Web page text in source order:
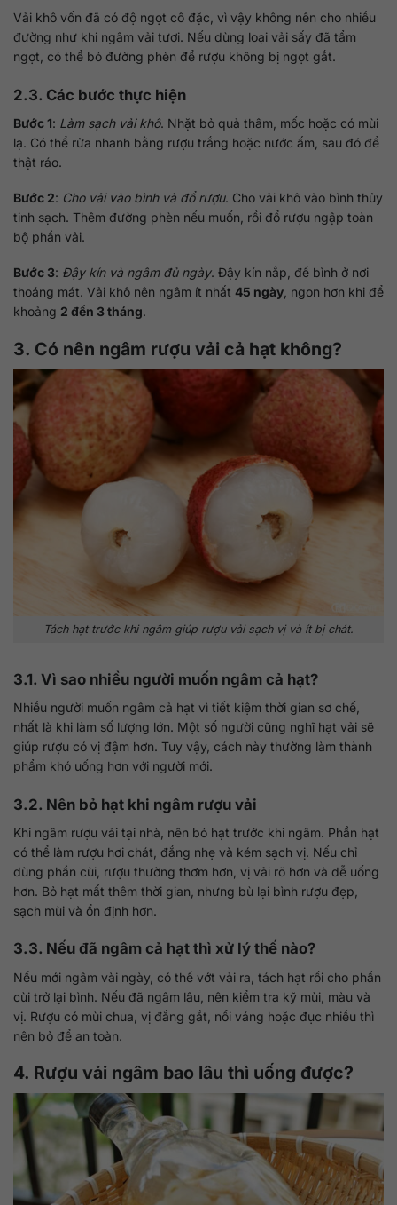
Vải khô vốn đã có độ ngọt cô đặc, vì vậy không nên cho nhiều
đường như khi ngâm vải tươi. Nếu dùng loại vải sấy đã tẩm
ngọt, có thể bỏ đường phèn để rượu không bị ngọt gắt.
2.3. Các bước thực hiện
Bước 1: Làm sạch vải khô. Nhặt bỏ quả thâm, mốc hoặc có mùi
lạ. Có thể rửa nhanh bằng rượu trắng hoặc nước ấm, sau đó để
thật ráo.
Bước 2: Cho vải vào bình và đổ rượu. Cho vải khô vào bình thủy
tinh sạch. Thêm đường phèn nếu muốn, rồi đổ rượu ngập toàn
bộ phần vải.
Bước 3: Đậy kín và ngâm đủ ngày. Đậy kín nắp, để bình ở nơi
thoáng mát. Vải khô nên ngâm ít nhất 45 ngày , ngon hơn khi để
khoảng 2 đến 3 tháng.
3. Có nên ngâm rượu vải cả hạt không?
Tách hạt trước khi ngâm giúp rượu vải sạch vị và ít bị chát.
3.1. Vì sao nhiều người muốn ngâm cả hạt?
Nhiều người muốn ngâm cả hạt vì tiết kiệm thời gian sơ chế,
nhất là khi làm số lượng lớn. Một số người cũng nghĩ hạt vải sẽ
giúp rượu có vị đậm hơn. Tuy vậy, cách này thường làm thành
phẩm khó uống hơn với người mới.
3.2. Nên bỏ hạt khi ngâm rượu vải
Khi ngâm rượu vải tại nhà, nên bỏ hạt trước khi ngâm. Phần hạt
có thể làm rượu hơi chát, đắng nhẹ và kém sạch vị. Nếu chỉ
dùng phần cùi, rượu thường thơm hơn, vị vải rõ hơn và dễ uống
hơn. Bỏ hạt mất thêm thời gian, nhưng bù lại bình rượu đẹp,
sạch mùi và ổn định hơn.
3.3. Nếu đã ngâm cả hạt thì xử lý thế nào?
Nếu mới ngâm vài ngày, có thể vớt vải ra, tách hạt rồi cho phần
cùi trở lại bình. Nếu đã ngâm lâu, nên kiểm tra kỹ mùi, màu và
vị. Rượu có mùi chua, vị đắng gắt, nổi váng hoặc đục nhiều thì
nên bỏ để an toàn.
4. Rượu vải ngâm bao lâu thì uống được?